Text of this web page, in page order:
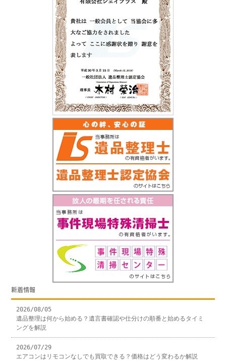
新着情報
2026/08/05
遺品整理は何から始める？遺言書確認や仕分けの順番と始めるタイミ
ングを解説
2026/07/29
エアコンはリモコンなしでも買取できる？価格はどう変わるか解説